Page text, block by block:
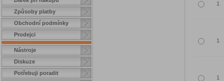
Způsoby platby
Obchodní podmínky
Prodejci
Nástroje
Diskuze
Potřebuji poradit